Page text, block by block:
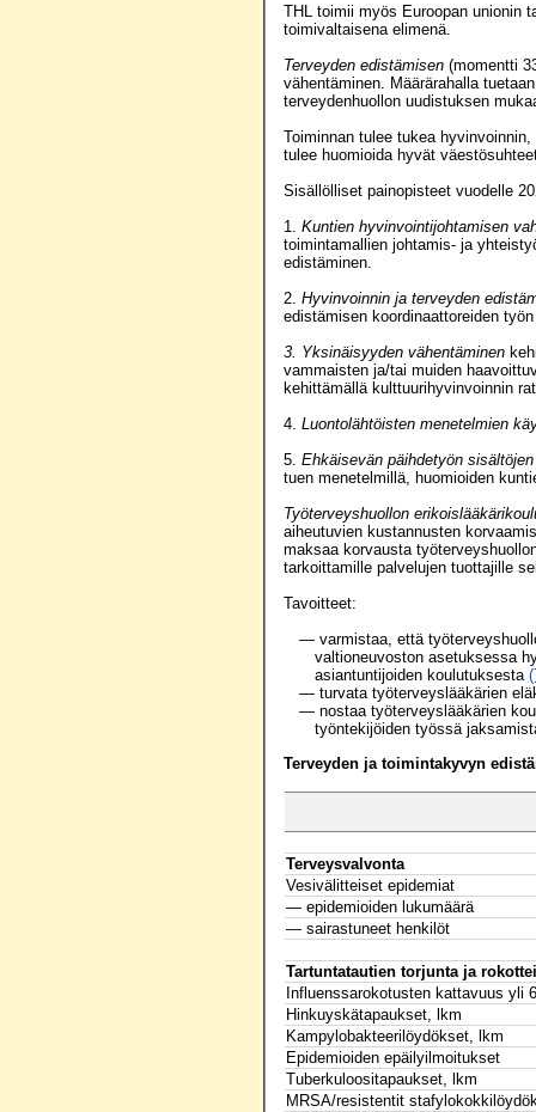
THL toimii myös Euroopan unionin
toimivaltaisena elimenä.
Terveyden edistämisen (momentti
vähentäminen. Määrärahalla
terveydenhuollon uudistuksen
Toiminnan tulee tukea
tulee huomioida hyvät
Sisällölliset painopisteet vuodelle
1. Kuntien hyvinvointijohtamisen
toimintamallien johtamis- ja
edistäminen.
2. Hyvinvoinnin ja terveyden
edistämisen koordinaattoreiden
3. Yksinäisyyden vähentäminen
vammaisten ja/tai muiden
kehittämällä kulttuurihyvinvoinnin
4. Luontolähtöisten menetelmien
5. Ehkäisevän päihdetyön
tuen menetelmillä, huomioiden
Työterveyshuollon
aiheutuvien kustannusten
maksaa korvausta
tarkoittamille palvelujen tuottajille
Tavoitteet:
— varmistaa, että
valtioneuvoston asetuksessa
asiantuntijoiden koulutuksesta
— turvata työterveyslääkärien
— nostaa työterveyslääkärien
työntekijöiden työssä
Terveyden ja toimintakyvyn
Terveysvalvonta
Vesivälitteiset epidemiat
— epidemioiden lukumäärä
— sairastuneet henkilöt
Tartuntatautien torjunta ja
Influenssarokotusten kattavuus yli
Hinkuyskätapaukset, lkm
Kampylobakteerilöydökset, lkm
Epidemioiden epäilyilmoitukset
Tuberkuloositapaukset, lkm
MRSA/resistentit